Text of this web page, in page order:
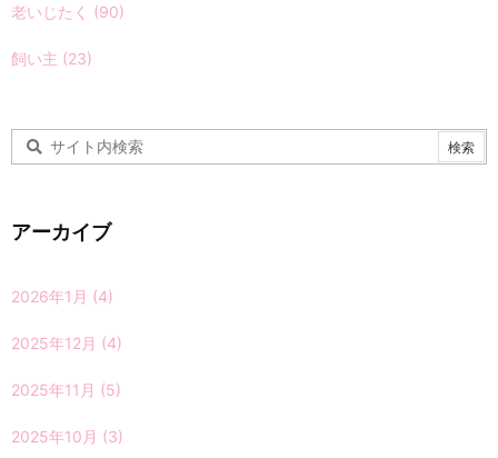
老いじたく (90)
飼い主 (23)
アーカイブ
2026年1月 (4)
2025年12月 (4)
2025年11月 (5)
2025年10月 (3)